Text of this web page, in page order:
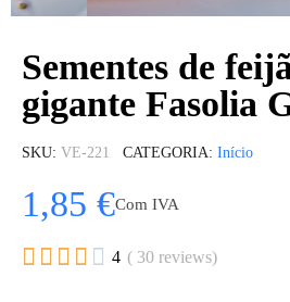
Sementes de
gigante Fasolia
SKU VE-221 CATEGORIA Início
1,85 €Com IVA
     4 ( 30 reviews)